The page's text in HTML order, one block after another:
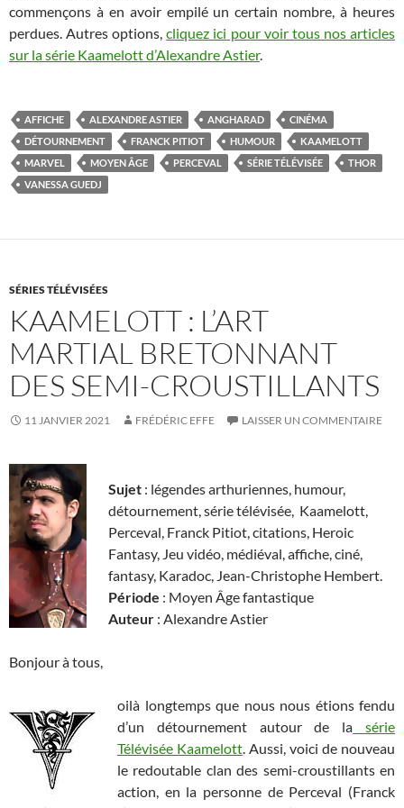
commençons à en avoir empilé un certain nombre, à heures
perdues. Autres options,cliquez ici pour voir tous nos articles
sur la série Kaamelott d’Alexandre Astier.
AFFICHE ALEXANDRE ASTIER ANGHARAD
CINÉMA
DÉTOURNEMENT
FRANCK PITIOT HUMOUR
KAAMELOTT
MARVEL
MOYEN ÂGE PERCEVAL SÉRIE TÉLÉVISÉE
THOR
VANESSA GUEDJ
SÉRIES TÉLÉVISÉES
KAAMELOTT : L’ART
MARTIAL BRETONNANT
DES SEMI-CROUSTILLANTS
11 JANVIER 2021 FRÉDÉRIC EFFE LAISSER UN COMMENTAIRE
Sujet : légendes arthuriennes, humour,
détournement, série télévisée, Kaamelott,
Perceval, Franck Pitiot, citations, Heroic
Fantasy, Jeu vidéo, médiéval, affiche, ciné,
fantasy, Karadoc, Jean-Christophe Hembert.
Période : Moyen Âge fantastique
Auteur : Alexandre Astier
Bonjour à tous,
oilà longtemps que nous nous étions fendu
d’un détournement autour de la série
Télévisée Kaamelott. Aussi, voici de nouveau
le redoutable clan des semi-croustillants en
action, en la personne de Perceval (Franck